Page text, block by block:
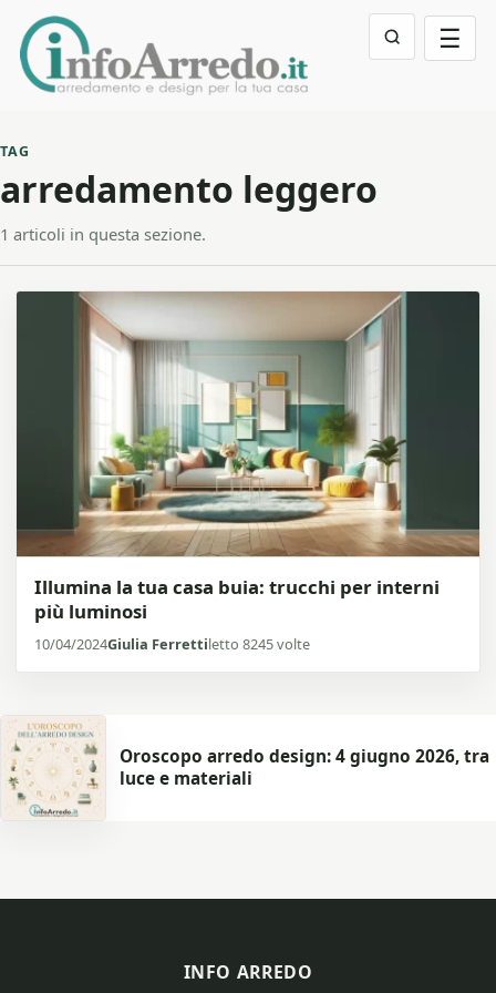
☰
TAG
arredamento leggero
1 articoli in questa sezione.
Illumina la tua casa buia: trucchi per interni
più luminosi
10/04/2024Giulia Ferrettiletto 8245 volte
Oroscopo arredo design: 4 giugno 2026, tra
luce e materiali
INFO ARREDO